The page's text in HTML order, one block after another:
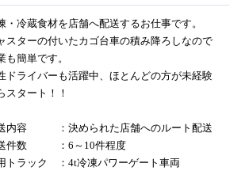
・冷蔵食材を店舗へ配送するお仕事です。
スターの付いたカゴ台車の積み降ろしなので
も簡単です。
ドライバーも活躍中、ほとんどの方が未経験
スタート！！
内容 ：決められた店舗へのルート配送
件数 ：6～10件程度
トラック ：4t冷凍パワーゲート車両